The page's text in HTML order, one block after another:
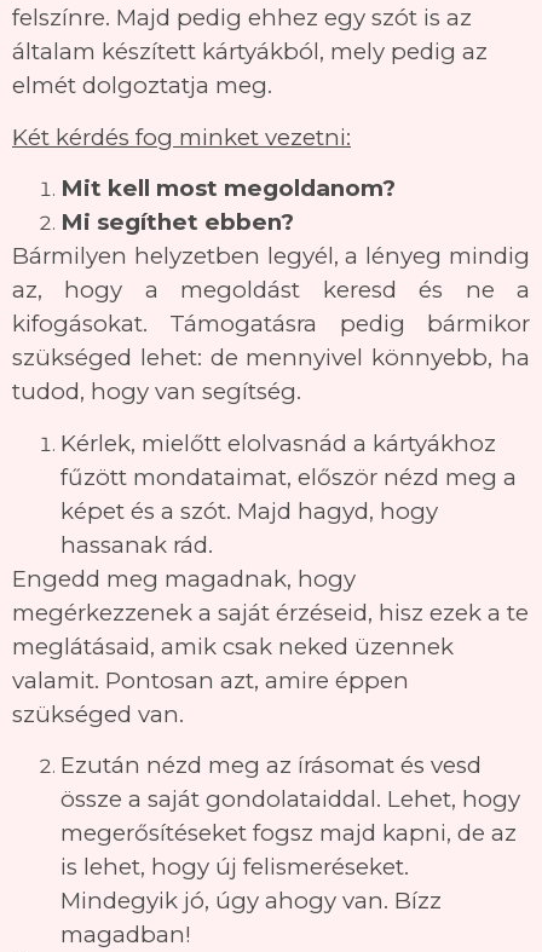
felszínre. Majd pedig ehhez egy szót is az
általam készített kártyákból, mely pedig az
elmét dolgoztatja meg.
Két kérdés fog minket vezetni:
Mit kell most megoldanom?
Mi segíthet ebben?
Bármilyen helyzetben legyél, a lényeg mindig
az, hogy a megoldást keresd és ne a
kifogásokat. Támogatásra pedig bármikor
szükséged lehet: de mennyivel könnyebb, ha
tudod, hogy van segítség.
Kérlek, mielőtt elolvasnád a kártyákhoz
fűzött mondataimat, először nézd meg a
képet és a szót. Majd hagyd, hogy
hassanak rád.
Engedd meg magadnak, hogy
megérkezzenek a saját érzéseid, hisz ezek a te
meglátásaid, amik csak neked üzennek
valamit. Pontosan azt, amire éppen
szükséged van.
Ezután nézd meg az írásomat és vesd
össze a saját gondolataiddal. Lehet, hogy
megerősítéseket fogsz majd kapni, de az
is lehet, hogy új felismeréseket.
Mindegyik jó, úgy ahogy van. Bízz
magadban!